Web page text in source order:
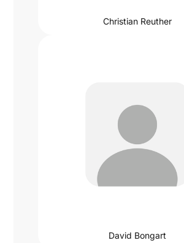
Christian Reuther
David Bongart